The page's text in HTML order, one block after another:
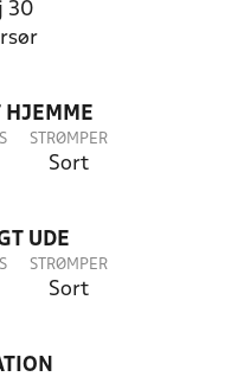
30
HJEMME
STRØMPER
Sort
UDE
STRØMPER
Sort